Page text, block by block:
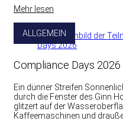
Mehr lesen
ALLGEMEIN
Compliance Days
Ein dünner Streifen
durch die Fenster des Ginn
glitzert auf der
Kaffeemaschinen und